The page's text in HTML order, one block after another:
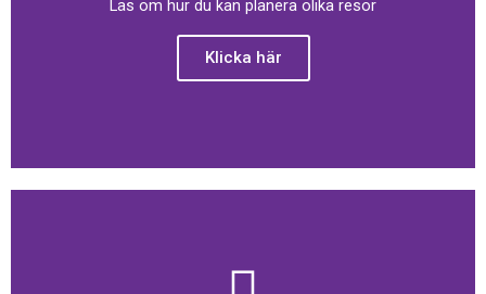
Läs om hur du kan planera olika resor
Klicka här